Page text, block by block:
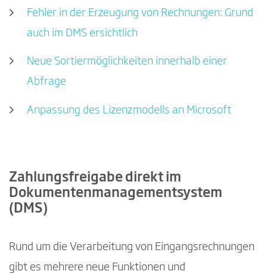
Fehler in der Erzeugung von Rechnungen: Grund
auch im DMS ersichtlich
Neue Sortiermöglichkeiten innerhalb einer
Abfrage
Anpassung des Lizenzmodells an Microsoft
Zahlungsfreigabe direkt im
Dokumentenmanagementsystem
(DMS)
Rund um die Verarbeitung von Eingangsrechnungen
gibt es mehrere neue Funktionen und